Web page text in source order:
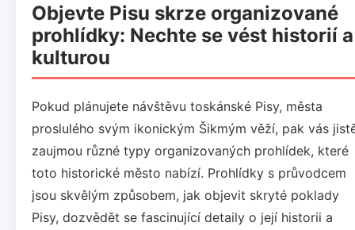
Objevte Pisu skrze organizované
prohlídky: Nechte se vést historií a
kulturou
Pokud plánujete návštěvu toskánské Pisy, města
proslulého svým ikonickým Šikmým věží, pak vás
zaujmou různé typy organizovaných prohlídek, které
toto historické město nabízí. Prohlídky s průvodcem
jsou skvělým způsobem, jak objevit skryté poklady
Pisy, dozvědět se fascinující detaily o její historii a